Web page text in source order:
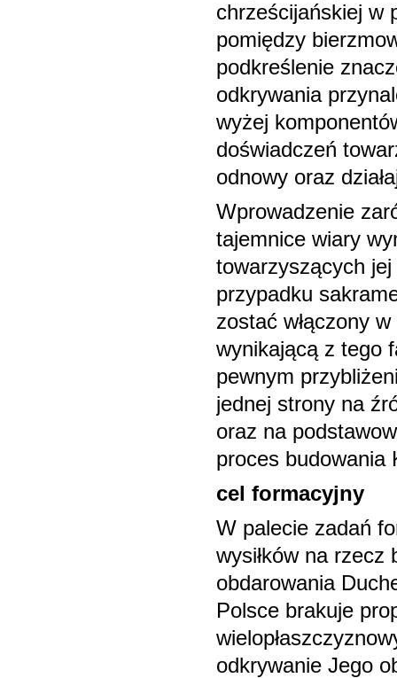
chrześcijańskiej w
pomiędzy
podkreślenie
odkrywania
wyżej
doświadczeń
odnowy oraz
Wprowadzenie
tajemnice wiary
towarzyszących
przypadku
zostać włączony
wynikającą z tego
pewnym
jednej strony na
oraz na
proces budowania
cel formacyjny
W palecie zadań
wysiłków na rzecz
obdarowania
Polsce brakuje
odkrywanie Jego